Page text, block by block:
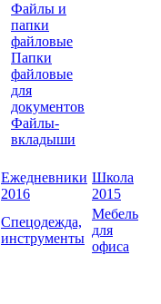
Файлы и
папки
файловые
Папки
файловые
для
документов
Файлы-
вкладыши
Ежедневники
2016
Школа
2015
Спецодежда,
инструменты
Мебель
для
офиса